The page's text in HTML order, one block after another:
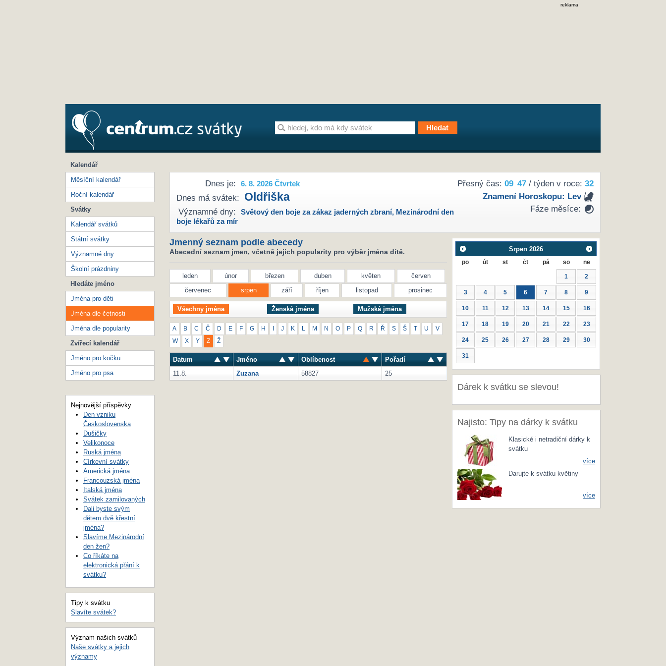
reklama
Přesný čas: 09 47/ týden v roce: 32
Znamení Horoskopu: Lev
Fáze měsíce:
Dnes je: 6. 8. 2026 Čtvrtek
Dnes má svátek: Oldřiška
Významné dny: Světový den boje za zákaz jaderných zbraní, Mezinárodní den
boje lékařů za mír
Jmenný seznam podle abecedy
Abecední seznam jmen, včetně jejich popularity pro výběr jména dítě.
leden únor březen duben květen
červen
červenec
srpen září říjen listopad prosinec
Všechny jména Ženská jména Mužská jména
A B C Č D E F G H J K M N O P Q R Ř S Š T U V
W X Y Z Ž
Datum Jméno Oblíbenost
Pořadí
11.8.
Zuzana 58827 25
Srpen 2026
po út st čt pá so ne
1 2
3 4 5 6 7 8 9
10 11 12 13 14 15 16
17 18 19 20 21 22 23
24 25 26 27 28 29 30
31
Dárek k svátku se slevou!
Najisto: Tipy na dárky k svátku
Klasické i netradiční dárky k
svátku
více
Darujte k svátku květiny
více
Kalendář
Měsíční kalendář
Roční kalendář
Svátky
Kalendář svátků
Státní svátky
Významné dny
Školní prázdniny
Hledáte jméno
Jména pro děti
Jména dle četnosti
Jména dle popularity
Zvířecí kalendář
Jméno pro kočku
Jméno pro psa
Nejnovější příspěvky
Den vzniku
Československa
Dušičky
Velikonoce
Ruská jména
Církevní svátky
Americká jména
Francouzská jména
Italská jména
Svátek zamilovaných
Dali byste svým
dětem dvě křestní
jména?
Slavíme Mezinárodní
den žen?
Co říkáte na
elektronická přání k
svátku?
Tipy k svátku
Slavíte svátek?
Význam našich svátků
Naše svátky a jejich
významy